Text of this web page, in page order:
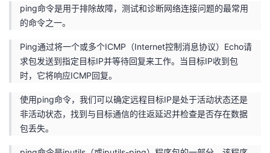
页
开
发
者
我
的
我
ping命令是用于排除故障，测试和诊断网络连接问题的最常用
的命令之一。
Ping通过将一个或多个ICMP（Internet控制消息协议）Echo请
求包发送到指定目标IP并等待回复来工作。当目标IP收到包
时，它将响应ICMP回复。
使用ping命令，我们可以确定远程目标IP是处于活动状态还是
非活动状态，找到与目标通信的往返延迟并检查是否存在数据
包丢失。